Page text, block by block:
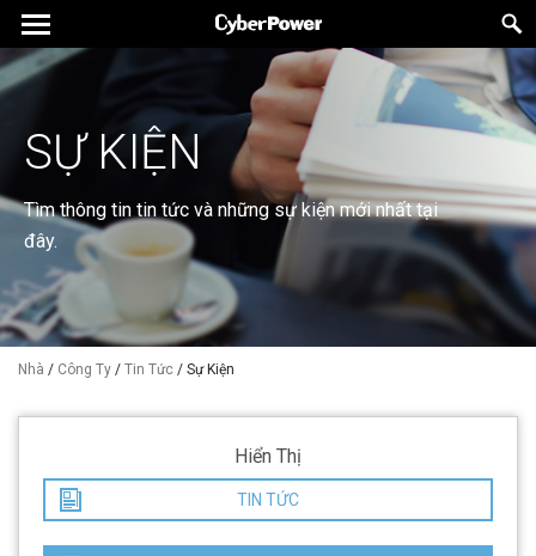
SỰ KIỆN
Tìm thông tin tin tức và những sự kiện mới nhất tại
đây.
Nhà / Công Ty / Tin Tức / Sự Kiện
Hiển Thị
TIN TỨC